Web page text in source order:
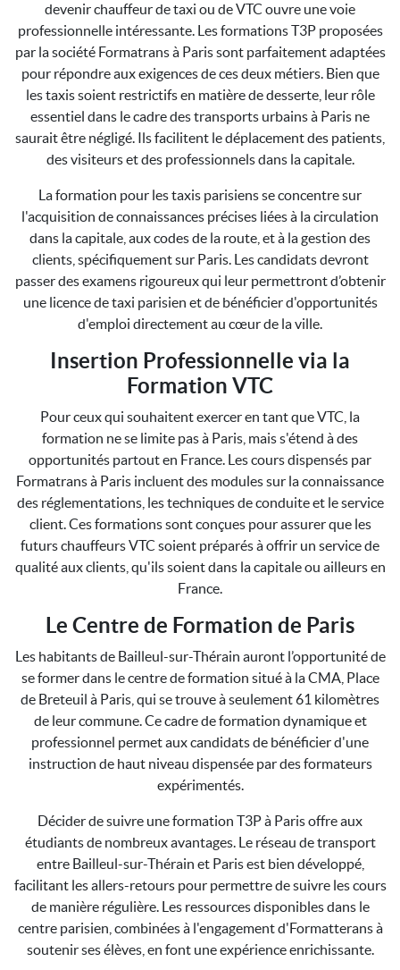
devenir chauffeur de taxi ou de VTC ouvre une voie
professionnelle intéressante. Les formations T3P proposées
par la société Formatrans à Paris sont parfaitement adaptées
pour répondre aux exigences de ces deux métiers. Bien que
les taxis soient restrictifs en matière de desserte, leur rôle
essentiel dans le cadre des transports urbains à Paris ne
saurait être négligé. Ils facilitent le déplacement des patients,
des visiteurs et des professionnels dans la capitale.
La formation pour les taxis parisiens se concentre sur
l'acquisition de connaissances précises liées à la circulation
dans la capitale, aux codes de la route, et à la gestion des
clients, spécifiquement sur Paris. Les candidats devront
passer des examens rigoureux qui leur permettront d’obtenir
une licence de taxi parisien et de bénéficier d'opportunités
d'emploi directement au cœur de la ville.
Insertion Professionnelle via la
Formation VTC
Pour ceux qui souhaitent exercer en tant que VTC, la
formation ne se limite pas à Paris, mais s'étend à des
opportunités partout en France. Les cours dispensés par
Formatrans à Paris incluent des modules sur la connaissance
des réglementations, les techniques de conduite et le service
client. Ces formations sont conçues pour assurer que les
futurs chauffeurs VTC soient préparés à offrir un service de
qualité aux clients, qu'ils soient dans la capitale ou ailleurs en
France.
Le Centre de Formation de Paris
Les habitants de Bailleul-sur-Thérain auront l’opportunité de
se former dans le centre de formation situé à la CMA, Place
de Breteuil à Paris, qui se trouve à seulement 61 kilomètres
de leur commune. Ce cadre de formation dynamique et
professionnel permet aux candidats de bénéficier d'une
instruction de haut niveau dispensée par des formateurs
expérimentés.
Décider de suivre une formation T3P à Paris offre aux
étudiants de nombreux avantages. Le réseau de transport
entre Bailleul-sur-Thérain et Paris est bien développé,
facilitant les allers-retours pour permettre de suivre les cours
de manière régulière. Les ressources disponibles dans le
centre parisien, combinées à l'engagement d'Formatterans à
soutenir ses élèves, en font une expérience enrichissante.